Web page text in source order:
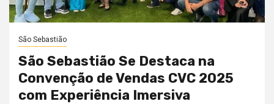
São Sebastião
São Sebastião Se Destaca na
Convenção de Vendas CVC 2025
com Experiência Imersiva